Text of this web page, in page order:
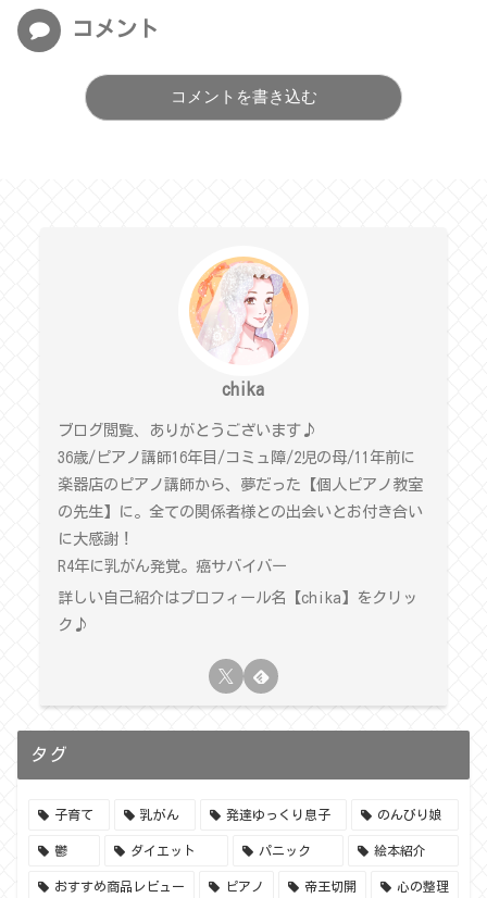
コメント
コメントを書き込む
chika
ブログ閲覧、ありがとうございます♪
36歳/ピアノ講師16年目/コミュ障/2児の母/11年前に
楽器店のピアノ講師から、夢だった【個人ピアノ教室
の先生】に。全ての関係者様との出会いとお付き合い
に大感謝！
R4年に乳がん発覚。癌サバイバー
詳しい自己紹介はプロフィール名【chika】をクリッ
ク♪
タグ
子育て 乳がん 発達ゆっくり息子 のんびり娘
鬱 ダイエット パニック 絵本紹介
おすすめ商品レビュー ピアノ 帝王切開 心の整理